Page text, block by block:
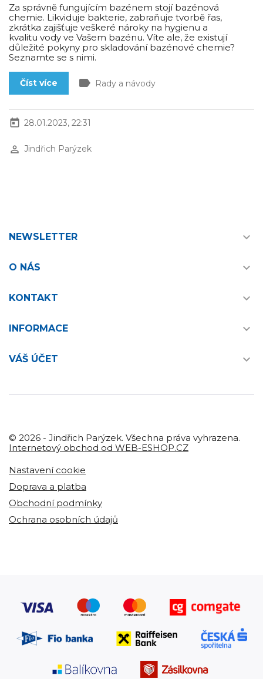
Za správně fungujícím bazénem stojí bazénová
chemie. Likviduje bakterie, zabraňuje tvorbě řas,
zkrátka zajišťuje veškeré nároky na hygienu a
kvalitu vody ve Vašem bazénu. Víte ale, že existují
důležité pokyny pro skladování bazénové chemie?
Seznamte se s nimi.
Číst více label Rady a návody
today 28.01.2023, 22:31
perm_identity Jindřich Parýzek
NEWSLETTER 
O NÁS 
KONTAKT 
INFORMACE 
VÁŠ ÚČET 
© 2026 - Jindřich Parýzek. Všechna práva vyhrazena.
Internetový obchod od WEB-ESHOP.CZ
Nastavení cookie
Doprava a platba
Obchodní podmínky
Ochrana osobních údajů